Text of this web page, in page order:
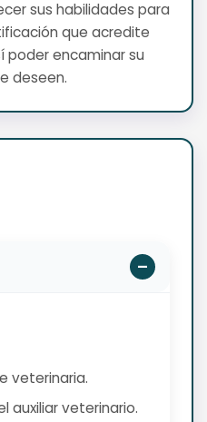
sus habilidades para
que acredite
poder encaminar su
deseen.
veterinaria.
auxiliar veterinario.